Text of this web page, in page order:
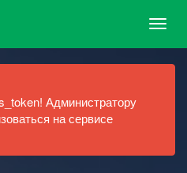
Администратору
на сервисе